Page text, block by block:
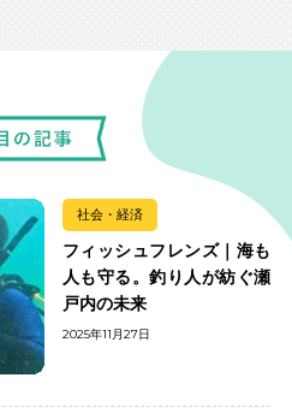
社会・経済
フィッシュフレンズ｜海も
人も守る。釣り人が紡ぐ瀬
戸内の未来
2025年11月27日